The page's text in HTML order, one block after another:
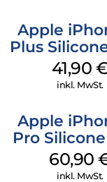
Apple
Plus
MagSafe
Gray
41,90
inkl. MwSt.
Apple
Pro
MagSafe
Gray
60,90
inkl. MwSt.